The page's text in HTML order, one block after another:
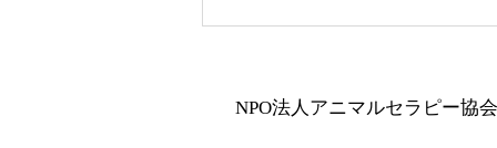
高齢者の方は、足が安定している
わけではないし、もちろん怖い方
NPO法人アニマルセラピー協会